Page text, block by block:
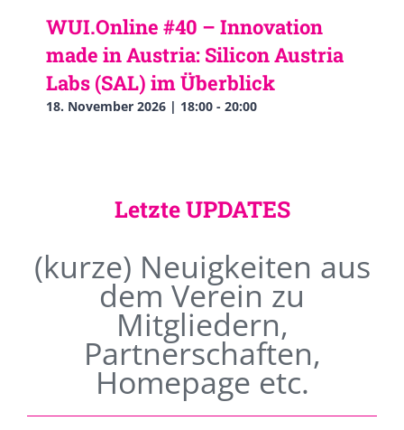
WUI.Online #40 – Innovation
made in Austria: Silicon Austria
Labs (SAL) im Überblick
18. November 2026 | 18:00 - 20:00
Letzte UPDATES
(kurze) Neuigkeiten aus
dem Verein zu
Mitgliedern,
Partnerschaften,
Homepage etc.